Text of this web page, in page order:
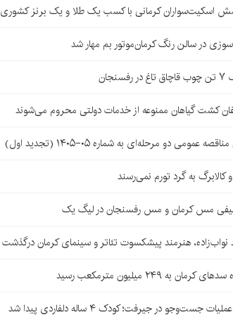
اسکیت‌سواران کرمانی با کسب یک طلا و یک برنز کشوری
در سالن رنگ کرمان‌موتور بم مهار شد
کشت گیاهان ممنوعه از خدمات دولتی محروم می‌شوند
عمومی دو مرحله‌ای به شماره ۰۵-۱۴۰۵ (تجدید اول)
و کالابرگ به گرد تورم نمی‌رسند
مس کرمان و مس رفسنجان در لیگ یک
هنرمند پیشکسوت تئاتر و سینمای کرمان درگذشت
کرمان به ۲۴۹ میلیون مترمکعب رسید
جست‌وجو در جیرفت؛ کودک ۴ ساله دلفاردی پیدا شد